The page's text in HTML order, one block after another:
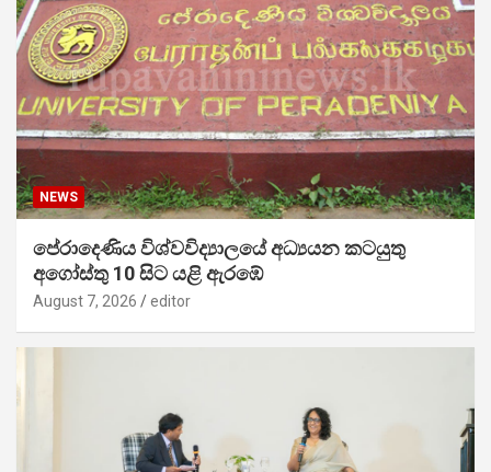
NEWS
පේරාදෙණිය විශ්වවිද්‍යාලයේ අධ්‍යයන කටයුතු
අගෝස්තු 10 සිට යළි ඇරඹේ
August 7, 2026 editor